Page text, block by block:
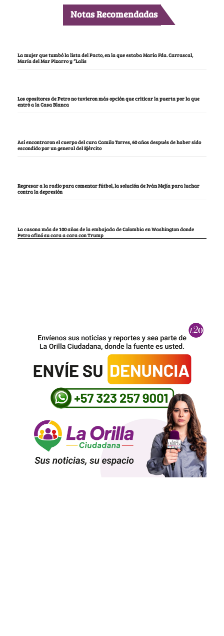
Notas Recomendadas
La mujer que tumbó la lista del Pacto, en la que estaba María Fda. Carrascal,
María del Mar Pizarro y “Lalis
Los opositores de Petro no tuvieron más opción que criticar la puerta por la que
entró a la Casa Blanca
Así encontraron el cuerpo del cura Camilo Torres, 60 años después de haber sido
escondido por un general del Ejército
Regresar a la radio para comentar fútbol, la solución de Iván Mejía para luchar
contra la depresión
La casona más de 100 años de la embajada de Colombia en Washington donde
Petro afinó su cara a cara con Trump